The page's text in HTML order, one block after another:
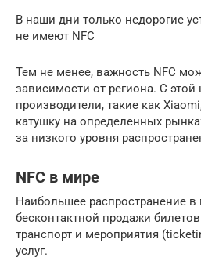
В наши дни только недорогие
не имеют NFC
Тем не менее, важность NFC
зависимости от региона. С
производители, такие как
катушку на определенных
за низкого уровня
NFC в мире
Наибольшее распространение в
бесконтактной продажи
транспорт и мероприятия
услуг.